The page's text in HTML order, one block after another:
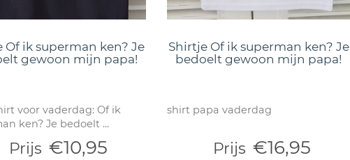
Of ik superman ken? Je
gewoon mijn papa!
voor vaderdag: Of ik
ken? Je bedoelt ...
Prijs €10,95
Shirtje Of ik superman ken? Je
bedoelt gewoon mijn papa!
shirt papa vaderdag
Prijs €16,95